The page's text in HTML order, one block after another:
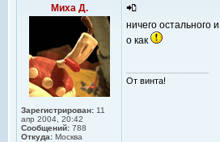
Миха Д.
Зарегистрирован: 11
апр 2004, 20:42
Сообщений: 788
Откуда: Москва
ничего остального
о как
От винта!